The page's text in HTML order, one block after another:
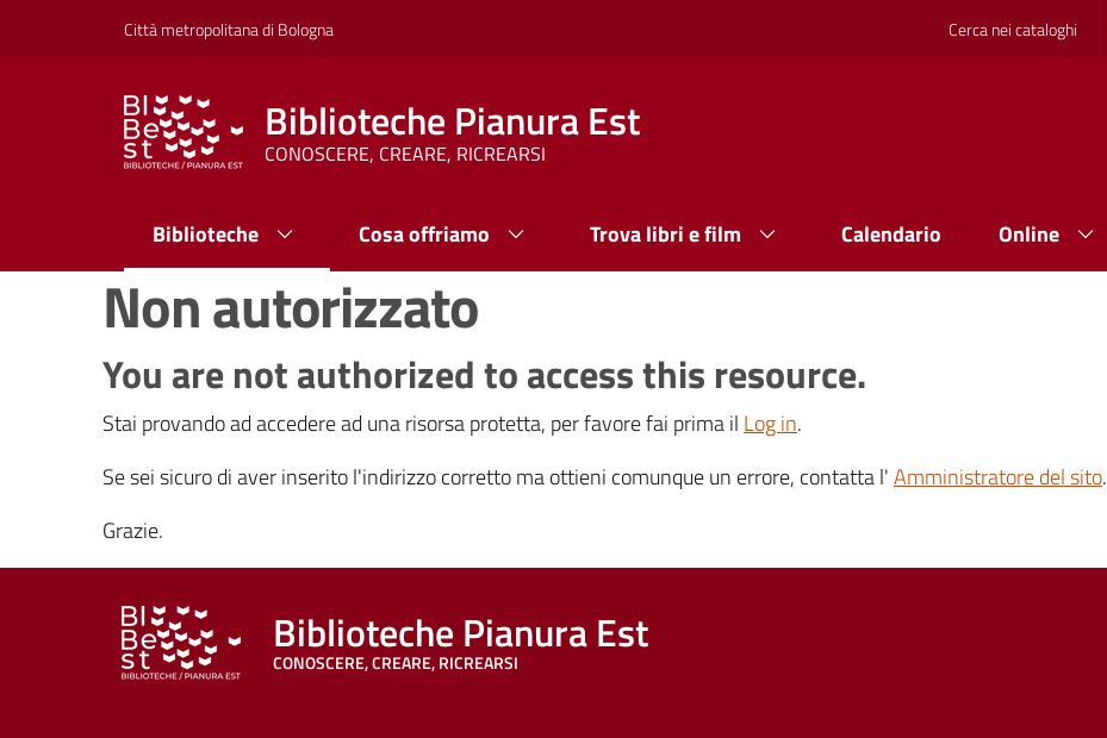
Vai al contenuto
Vai alla navigazioneCittà metropolitana di Bologna Cerca nei cataloghi
Biblioteche Pianura Est
CONOSCERE, CREARE, RICREARSI
Biblioteche Cosa offriamo Trova libri e film Calendario Online
Non autorizzato
You are not authorized to access this resource.
Stai provando ad accedere ad una risorsa protetta, per favore fai prima il Log in.
Se sei sicuro di aver inserito l'indirizzo corretto ma ottieni comunque un errore, contatta l'Amministratore del sito.
Grazie.
Biblioteche Pianura Est
CONOSCERE, CREARE, RICREARSI